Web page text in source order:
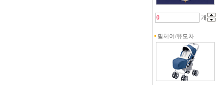
개
휠체어/유모차